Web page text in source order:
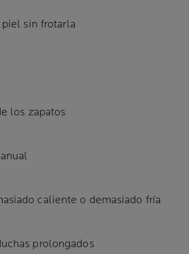
sin frotarla
los zapatos
caliente o demasiado fría
prolongados